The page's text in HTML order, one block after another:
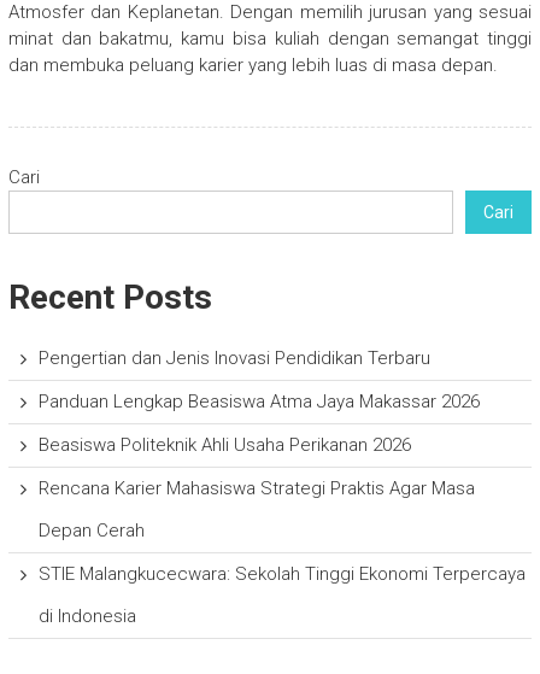
Atmosfer dan Keplanetan. Dengan memilih jurusan yang sesuai
minat dan bakatmu, kamu bisa kuliah dengan semangat tinggi
dan membuka peluang karier yang lebih luas di masa depan.
Cari
Cari
Recent Posts
Pengertian dan Jenis Inovasi Pendidikan Terbaru
Panduan Lengkap Beasiswa Atma Jaya Makassar 2026
Beasiswa Politeknik Ahli Usaha Perikanan 2026
Rencana Karier Mahasiswa Strategi Praktis Agar Masa
Depan Cerah
STIE Malangkucecwara: Sekolah Tinggi Ekonomi Terpercaya
di Indonesia